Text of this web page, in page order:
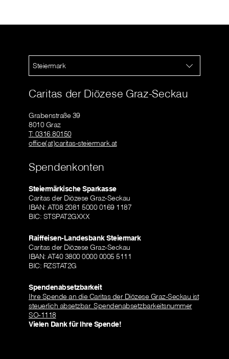
Steiermark
Caritas der Diözese Graz-Seckau
Grabenstraße 39
8010 Graz
T: 0316 80150
office(at)caritas-steiermark.at
Spendenkonten
Steiermärkische Sparkasse
Caritas der Diözese Graz-Seckau
IBAN: AT08 2081 5000 0169 1187
BIC: STSPAT2GXXX
Raiffeisen-Landesbank Steiermark
Caritas der Diözese Graz-Seckau
IBAN: AT40 3800 0000 0005 5111
BIC: RZSTAT2G
Spendenabsetzbarkeit
Ihre Spende an die Caritas der Diözese Graz-Seckau ist
steuerlich absetzbar. Spendenabsetzbarkeitsnummer
SO-1118
Vielen Dank für Ihre Spende!